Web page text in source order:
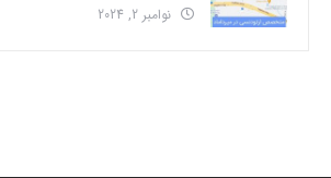
نوامبر 2, 2024